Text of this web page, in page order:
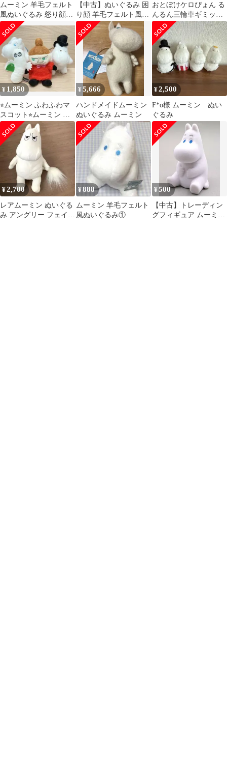
ムーミン 羊毛フェルト
風ぬいぐるみ 怒り顔
新品未使用品
【中古】ぬいぐるみ 困
り顔 羊毛フェルト風ぬ
いぐるみ ムーミン 「ム
ーミン」
おとぼけケロぴょん る
んるん三輪車ギミッ
ク ぬいぐるみ まと
め売り ６点セット
¥ 1,850
⭐︎ムーミン ふわふわマ
スコット⭐︎ムーミン ぬ
いぐるみマスコット3⭐︎
リトルミイ⭐︎
¥5,666
ハンドメイドムーミン
ぬいぐるみ ムーミン
¥2,500
F*o様 ムーミン ぬい
ぐるみ
¥2,700
レアムーミン ぬいぐる
み アングリー フェイス
¥888
ムーミン 羊毛フェルト
風ぬいぐるみ①
¥500
【中古】トレーディン
グフィギュア ムーミン